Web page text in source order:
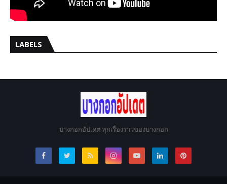
LABELS
บางกอกอัปเดต ทุกเรื่องราวของบางกอก